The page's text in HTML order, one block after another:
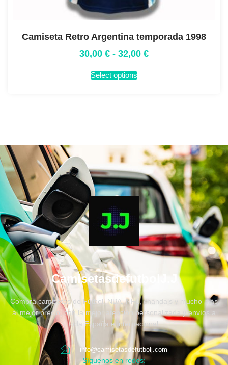
Camiseta Retro Argentina temporada 1998
30,00 € - 32,00 €
Select options
CamisetasdefutbolJ.J
Compra camisetas de Fútbol, NBA, NFL, chandals y mucho más
al mejor precio, con la mejor atención personalizada y envíos a
toda España e internacional.
info@camisetasdefutbolj.com
Síguenos en redes: